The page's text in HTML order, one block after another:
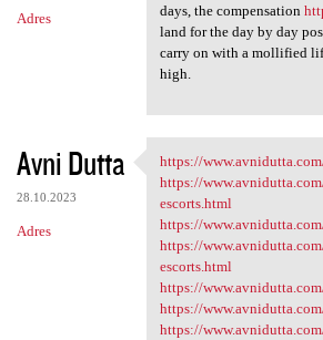
Adres
days, the compensation
land for the day by day
carry on with a mollified
high.
Avni Dutta
28.10.2023
Adres
https://
https://
https://
escorts.html
https://
https://
escorts.html
https://
https://
https://